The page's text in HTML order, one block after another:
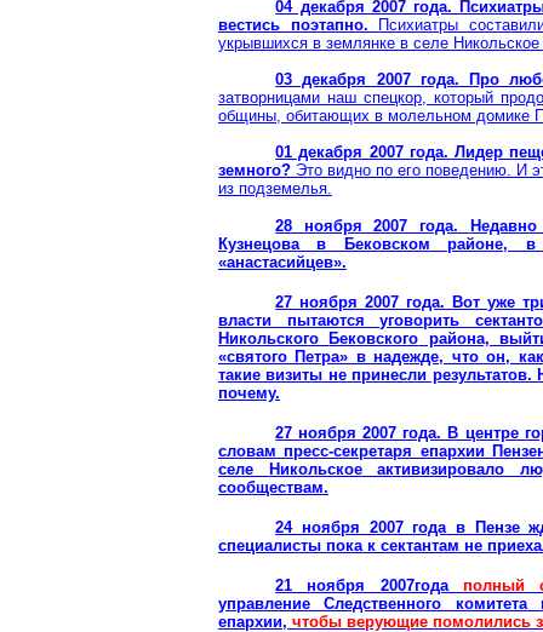
04 декабря 2007 года.
вестись поэтапно.
Психиатры
укрывшихся в землянке в селе Никольское
03 декабря 2007 года. Про
затворницами наш спецкор, который
общины, обитающих в молельном домике
01 декабря 2007 года. Лидер
земного? Это видно по его поведению. И
из подземелья.
28 ноября 2007 года.
Кузнецова в
Бековском районе, в
«анастасийцев».
27 ноября 2007 года. Вот уже
власти пытаются уговорить
Никольского
Бековского района,
«святого Петра» в надежде, что он,
такие визиты не принесли
почему.
27 ноября 2007 года. В центре
словам пресс-секретаря епархии
селе
Никольскоеактивизировало
сообществам.
24 ноября 2007 года в Пензе
специалисты пока к сектантам не
21 ноября 2007года полный
управление Следственного
епархии, чтобы верующие помолились